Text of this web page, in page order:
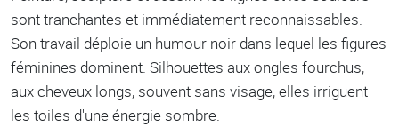
sont tranchantes et immédiatement reconnaissables.
Son travail déploie un humour noir dans lequel les figures
féminines dominent. Silhouettes aux ongles fourchus,
aux cheveux longs, souvent sans visage, elles irriguent
les toiles d'une énergie sombre.